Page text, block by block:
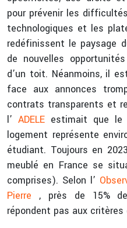
pour prévenir les
technologiques et les
redéfinissent le paysage
de nouvelles
d’un toit. Néanmoins, il
face aux annonces
contrats transparents et
l’ ADELE estimait que le
logement représente
étudiant. Toujours en
meublé en France se
comprises). Selon l’
Pierre , près de 15%
répondent pas aux critères